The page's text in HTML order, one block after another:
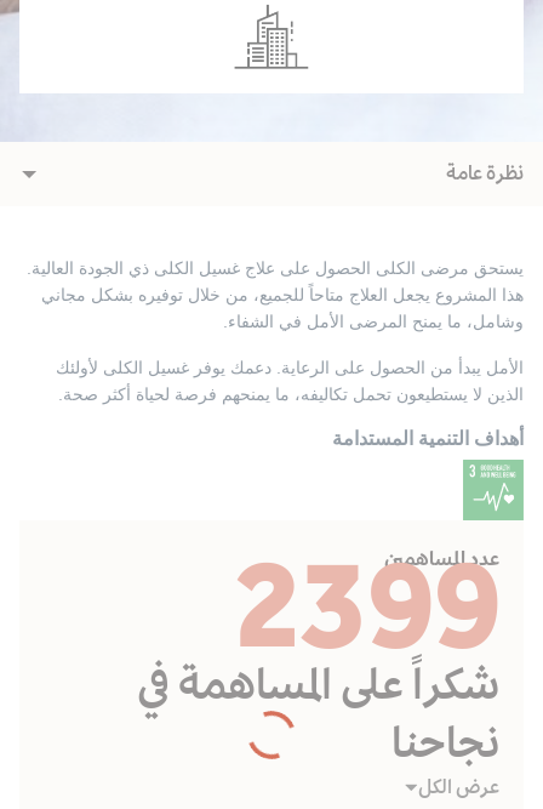
نظرة عامة
يستحق مرضى الكلى الحصول على علاج غسيل الكلى ذي الجودة العالية.
هذا المشروع يجعل العلاج متاحاً للجميع، من خلال توفيره بشكل مجاني
وشامل، ما يمنح المرضى الأمل في الشفاء
الأمل يبدأ من الحصول على الرعاية. دعمك يوفر غسيل الكلى لأولئك
الذين لا يستطيعون تحمل تكاليفه، ما يمنحهم فرصة لحياة أكثر صحة
أهداف التنمية المستدامة
عدد المساهمين
2399
شكراً على المساهمة في
نجاحنا
عرض الكل